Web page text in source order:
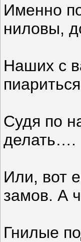
Именно
ниловы,
Наших с
Судя по
делать….
Или, вот
замов. А
Гнилые